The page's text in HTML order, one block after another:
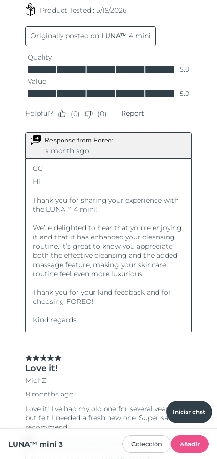
Iniciar chat
LUNA™ mini 3 Colección Añadir